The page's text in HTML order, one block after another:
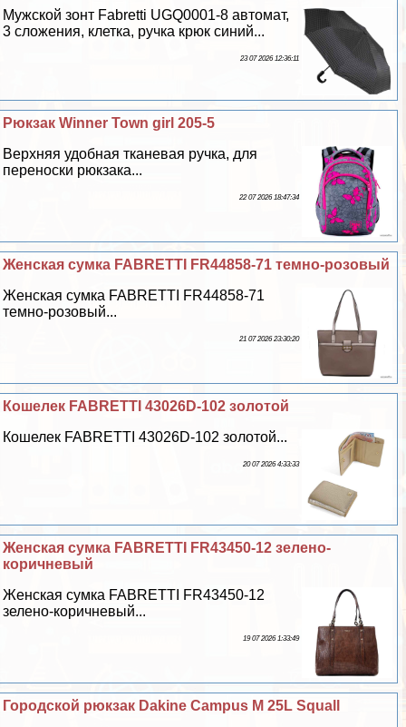
Мужской зонт Fabretti UGQ0001-8 автомат,
3 сложения, клетка, ручка крюк синий...
23 07 2026 12:36:11
Рюкзак Winner Town girl 205-5
Верхняя удобная тканевая ручка, для
переноски рюкзака...
22 07 2026 18:47:34
Женская сумка FABRETTI FR44858-71 темно-розовый
Женская сумка FABRETTI FR44858-71
темно-розовый...
21 07 2026 23:30:20
Кошелек FABRETTI 43026D-102 золотой
Кошелек FABRETTI 43026D-102 золотой...
20 07 2026 4:33:33
Женская сумка FABRETTI FR43450-12 зелено-
коричневый
Женская сумка FABRETTI FR43450-12
зелено-коричневый...
19 07 2026 1:33:49
Городской рюкзак Dakine Campus M 25L Squall